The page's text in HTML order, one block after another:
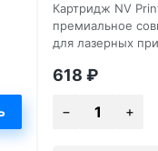
Картридж NV
премиальное
для лазерных
618 ₽